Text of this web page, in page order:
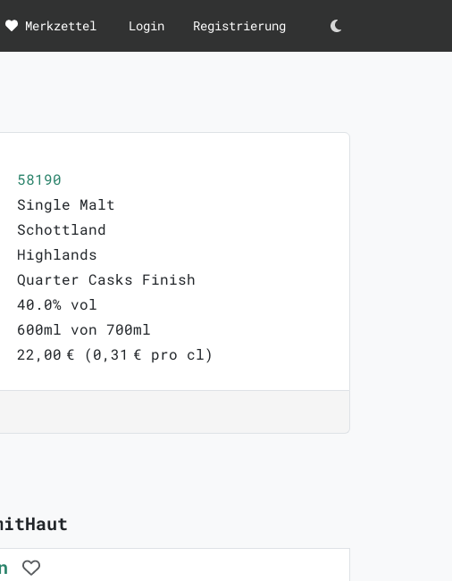
Merkzettel Login Registrierung Darkmode
58190
Single Malt
Schottland
Highlands
Quarter Casks Finish
40.0% vol
600ml von 700ml
22,00 € (0,31 € pro cl)